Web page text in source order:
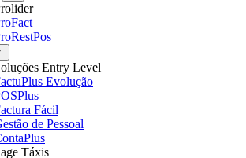
Entry Level
Evolução
Fácil
de Pessoal
Táxis